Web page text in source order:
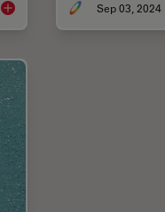
Molecular Biology Analysis
Sep 03, 2024